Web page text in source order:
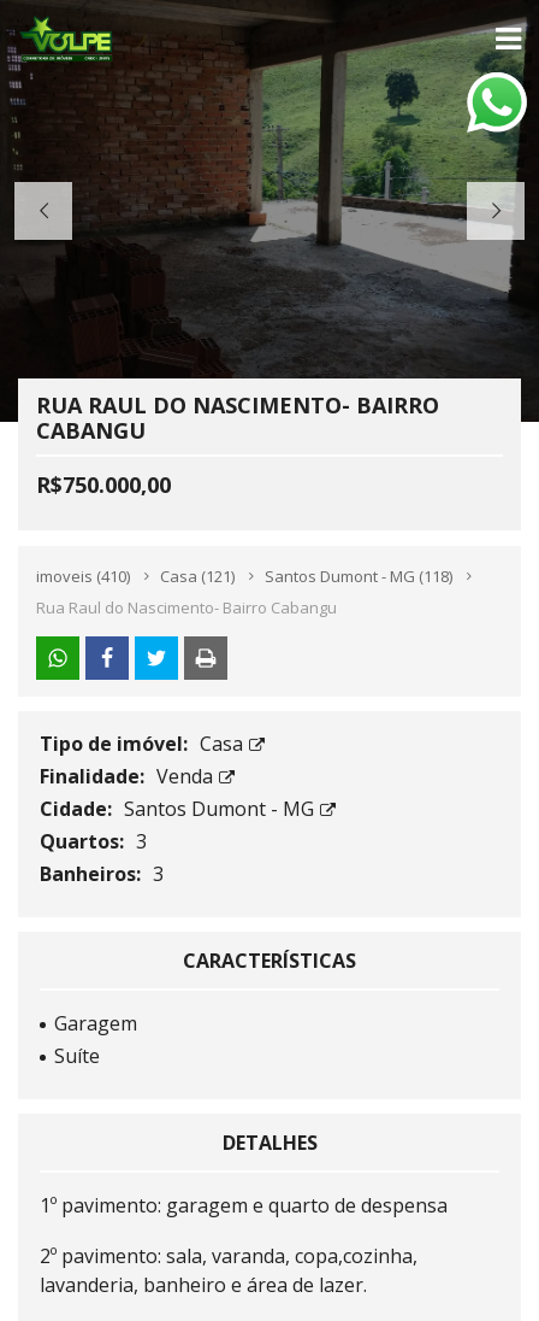
RUA RAUL DO NASCIMENTO- BAIRRO
CABANGU
R$750.000,00
imoveis (410) Casa (121) Santos Dumont - MG (118)
Rua Raul do Nascimento- Bairro Cabangu
Tipo de imóvel: Casa
Finalidade: Venda
Cidade: Santos Dumont - MG
Quartos: 3
Banheiros: 3
CARACTERÍSTICAS
Garagem
Suíte
DETALHES
1º pavimento: garagem e quarto de despensa
2º pavimento: sala, varanda, copa,cozinha,
lavanderia, banheiro e área de lazer.